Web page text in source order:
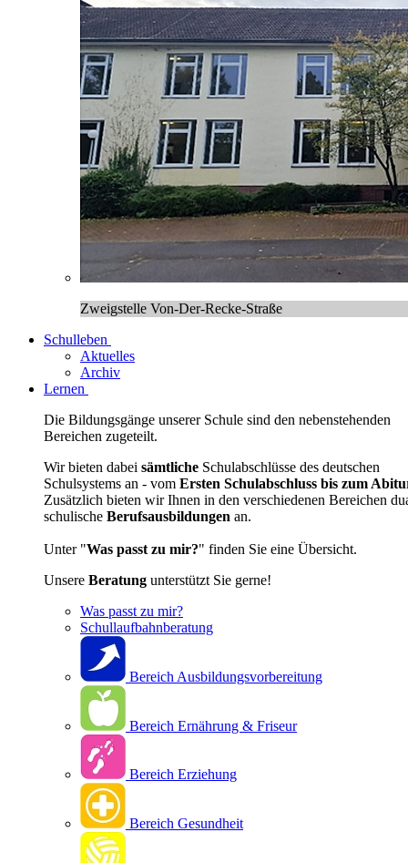
Zweigstelle Von-Der-Recke-Straße
Schulleben
Aktuelles
Archiv
Lernen
Die Bildungsgänge unserer Schule sind den nebenstehenden
Bereichen zugeteilt.
Wir bieten dabei sämtliche Schulabschlüsse des deutschen
Schulsystems an - vom Ersten Schulabschluss bis zum
Zusätzlich bieten wir Ihnen in den verschiedenen Bereichen
schulische Berufsausbildungen an.
Unter "Was passt zu mir?" finden Sie eine Übersicht.
Unsere Beratung unterstützt Sie gerne!
Was passt zu mir?
Schullaufbahnberatung
Bereich Ausbildungsvorbereitung
Bereich Ernährung & Friseur
Bereich Erziehung
Bereich Gesundheit